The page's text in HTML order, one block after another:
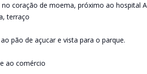
coração de moema, próximo ao hospital
terraço
pão de açucar e vista para o parque.
ao comércio